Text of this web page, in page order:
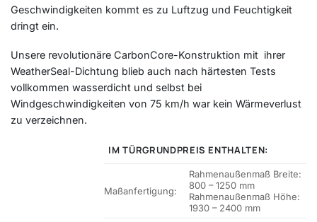
Geschwindigkeiten kommt es zu Luftzug und Feuchtigkeit
dringt ein.
Unsere revolutionäre CarbonCore-Konstruktion mit ihrer
WeatherSeal-Dichtung blieb auch nach härtesten Tests
vollkommen wasserdicht und selbst bei
Windgeschwindigkeiten von 75 km/h war kein Wärmeverlust
zu verzeichnen.
IM TÜRGRUNDPREIS ENTHALTEN:
Maßanfertigung:
Rahmenaußenmaß Breite:
800 – 1250 mm
Rahmenaußenmaß Höhe:
1930 – 2400 mm